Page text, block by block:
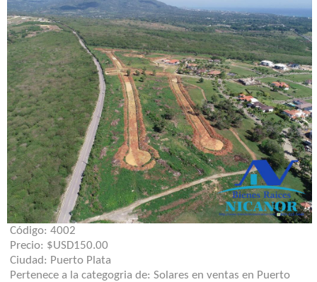
Código:4002
Precio: $USD150.00
Ciudad: Puerto Plata
Pertenece a la categogria de:Solares en ventas en Puerto